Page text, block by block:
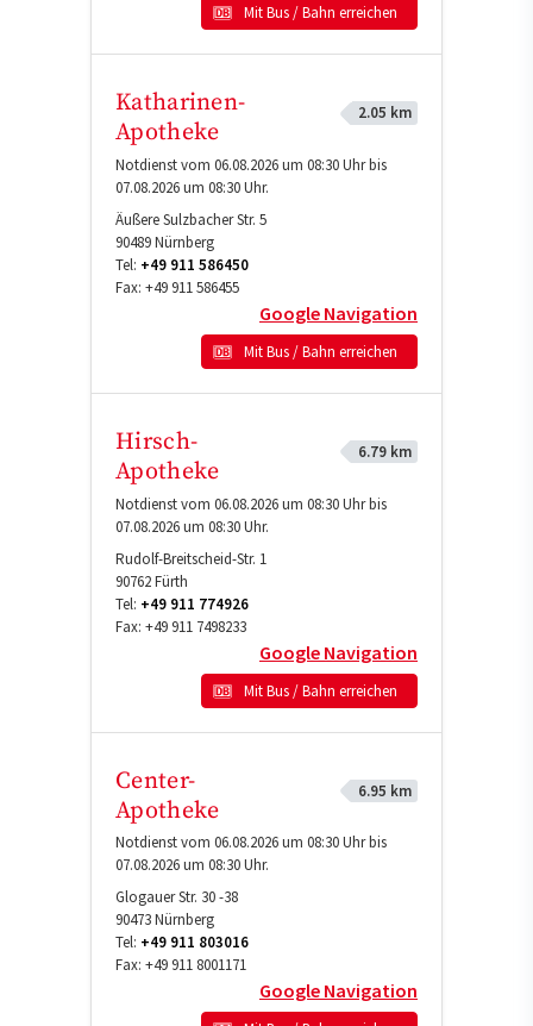
Mit Bus / Bahn erreichen
Katharinen-
Apotheke
2.05 km
Notdienst vom 06.08.2026 um 08:30 Uhr bis
07.08.2026 um 08:30 Uhr.
Äußere Sulzbacher Str. 5
90489Nürnberg
Tel: +49 911 586450
Fax: +49 911 586455
Google Navigation
Mit Bus / Bahn erreichen
Hirsch-
Apotheke
6.79 km
Notdienst vom 06.08.2026 um 08:30 Uhr bis
07.08.2026 um 08:30 Uhr.
Rudolf-Breitscheid-Str. 1
90762Fürth
Tel: +49 911 774926
Fax: +49 911 7498233
Google Navigation
Mit Bus / Bahn erreichen
Center-
Apotheke
6.95 km
Notdienst vom 06.08.2026 um 08:30 Uhr bis
07.08.2026 um 08:30 Uhr.
Glogauer Str. 30 -38
90473Nürnberg
Tel: +49 911 803016
Fax: +49 911 8001171
Google Navigation